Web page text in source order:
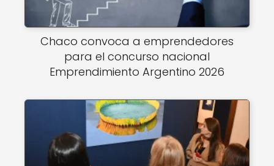
Chaco convoca a emprendedores
para el concurso nacional
Emprendimiento Argentino 2026